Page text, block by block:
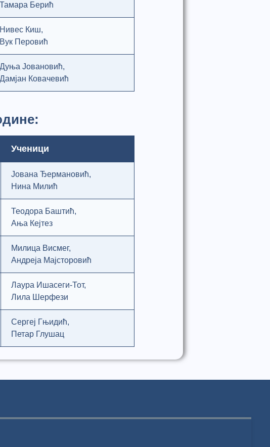
Тамара Берић
Нивес Киш,
Вук Перовић
Дуња Јовановић,
Дамјан Ковачевић
Ученици
Јована Ђермановић,
Нина Милић
Теодора Баштић,
Ања Кејтез
Милица Висмег,
Андреја Мајсторовић
Лаура Ишасеги-Тот,
Лила Шерфези
Сергеј Гњидић,
Петар Глушац